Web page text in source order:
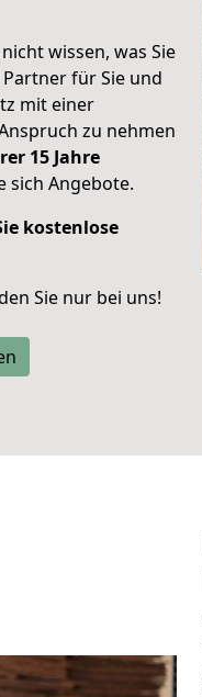
wissen, was Sie
für Sie und
mit einer
zu nehmen
15 Jahre
sich Angebote.
kostenlose
Sie nur bei uns!